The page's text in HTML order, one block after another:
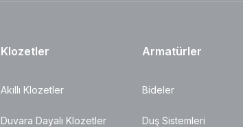
Klozetler
Akıllı Klozetler
Duvara Dayalı Klozetler
Armatürler
Bideler
Duş Sistemleri